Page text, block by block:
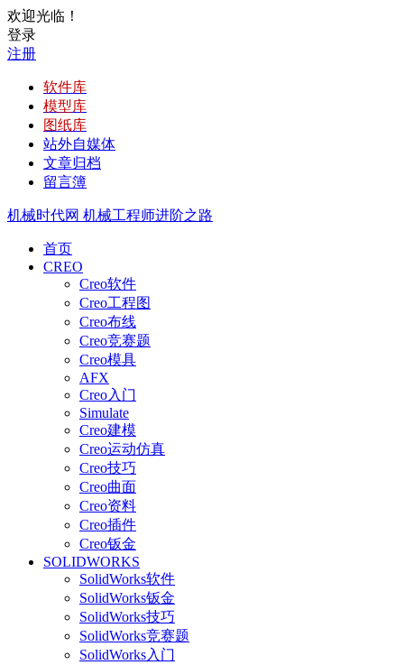
欢迎光临！
登录
注册
软件库
模型库
图纸库
站外自媒体
文章归档
留言簿
机械时代网 机械工程师进阶之路
首页
CREO
Creo软件
Creo工程图
Creo布线
Creo竞赛题
Creo模具
AFX
Creo入门
Simulate
Creo建模
Creo运动仿真
Creo技巧
Creo曲面
Creo资料
Creo插件
Creo钣金
SOLIDWORKS
SolidWorks软件
SolidWorks钣金
SolidWorks技巧
SolidWorks竞赛题
SolidWorks入门